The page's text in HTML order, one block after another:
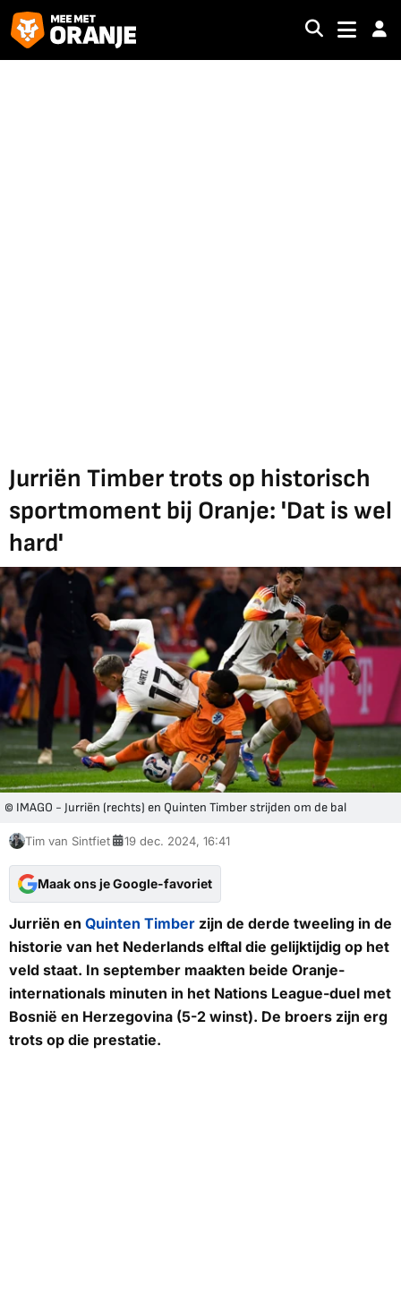
Jurriën Timber trots op historisch
sportmoment bij Oranje: 'Dat is wel
hard'
© IMAGO - Jurriën (rechts) en Quinten Timber strijden om de bal
Tim van Sintfiet 19 dec. 2024, 16:41
Maak ons je Google-favoriet
Jurriën en Quinten Timber zijn de derde tweeling in de
historie van het Nederlands elftal die gelijktijdig op het
veld staat. In september maakten beide Oranje-
internationals minuten in het Nations League-duel met
Bosnië en Herzegovina (5-2 winst). De broers zijn erg
trots op die prestatie.